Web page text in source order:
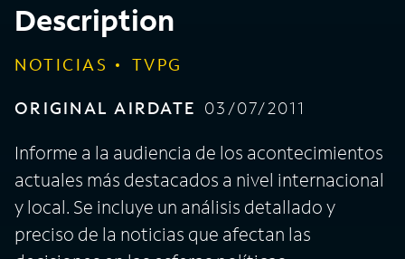
Description
NOTICIAS
TVPG
ORIGINAL AIRDATE 03/07/2011
Informe a la audiencia de los acontecimientos
actuales más destacados a nivel internacional
y local. Se incluye un análisis detallado y
preciso de la noticias que afectan las